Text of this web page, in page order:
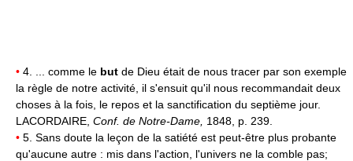
• 4. ... comme le but de Dieu était de nous tracer par son exemple
la règle de notre activité, il s'ensuit qu'il nous recommandait deux
choses à la fois, le repos et la sanctification du septième jour.
LACORDAIRE, Conf. de Notre-Dame, 1848, p. 239.
• 5. Sans doute la leçon de la satiété est peut-être plus probante
qu'aucune autre : mis dans l'action, l'univers ne la comble pas;